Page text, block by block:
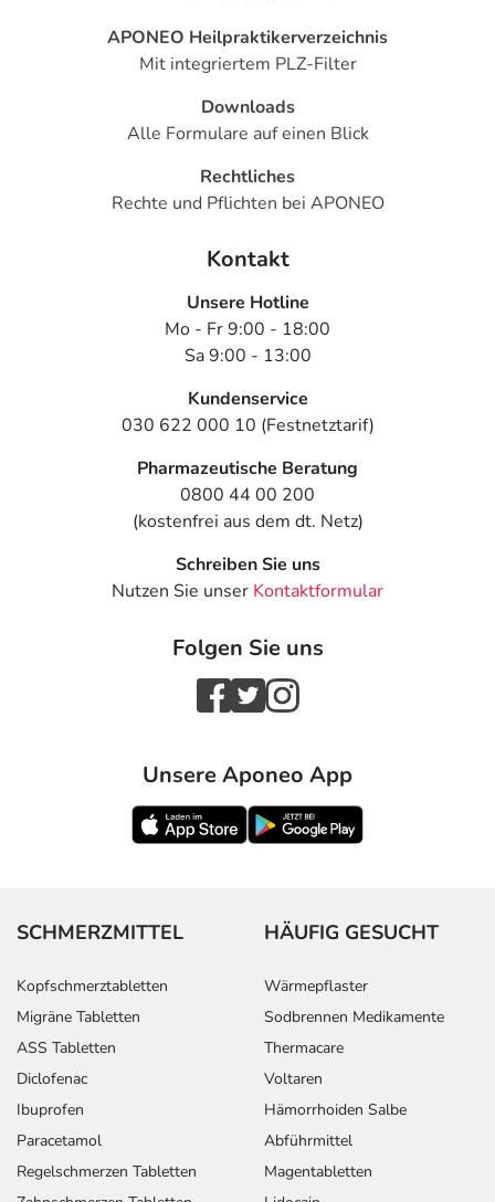
APONEO Heilpraktikerverzeichnis
Mit integriertem PLZ-Filter
Downloads
Alle Formulare auf einen Blick
Rechtliches
Rechte und Pflichten bei APONEO
Kontakt
Unsere Hotline
Mo - Fr 9:00 - 18:00
Sa 9:00 - 13:00
Kundenservice
030 622 000 10 (Festnetztarif)
Pharmazeutische Beratung
0800 44 00 200
(kostenfrei aus dem dt. Netz)
Schreiben Sie uns
Nutzen Sie unser Kontaktformular
Folgen Sie uns
Unsere Aponeo App
SCHMERZMITTEL
Kopfschmerztabletten
Migräne Tabletten
ASS Tabletten
Diclofenac
Ibuprofen
Paracetamol
Regelschmerzen Tabletten
HÄUFIG GESUCHT
Wärmepflaster
Sodbrennen Medikamente
Thermacare
Voltaren
Hämorrhoiden Salbe
Abführmittel
Magentabletten